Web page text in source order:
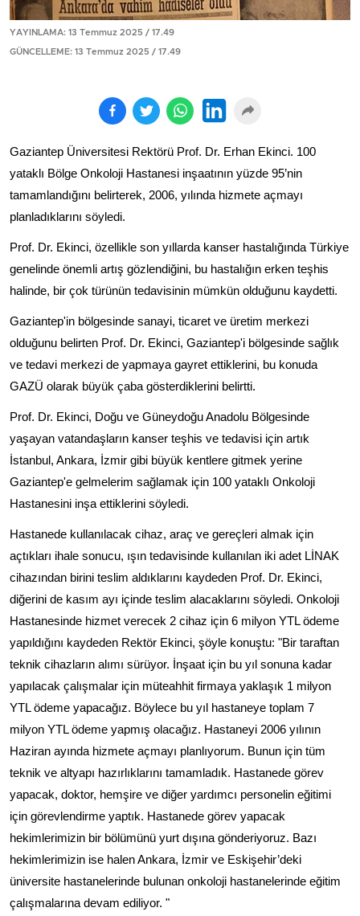
YAYINLAMA: 13 Temmuz 2025 / 17.49
GÜNCELLEME: 13 Temmuz 2025 / 17.49
Gaziantep Üniversitesi Rektörü Prof. Dr. Erhan Ekinci. 100
yataklı Bölge Onkoloji Hastanesi inşaatının yüzde 95’nin
tamamlandığını belirterek, 2006, yılında hizmete açmayı
planladıklarını söyledi.
Prof. Dr. Ekinci, özellikle son yıllarda kanser hastalığında Türkiye
genelinde önemli artış gözlendiğini, bu hastalığın erken teşhis
halinde, bir çok türünün tedavisinin mümkün olduğunu kaydetti.
Gaziantep'in bölgesinde sanayi, ticaret ve üretim merkezi
olduğunu belirten Prof. Dr. Ekinci, Gaziantep'i bölgesinde sağlık
ve tedavi merkezi de yapmaya gayret ettiklerini, bu konuda
GAZÜ olarak büyük çaba gösterdiklerini belirtti.
Prof. Dr. Ekinci, Doğu ve Güneydoğu Anadolu Bölgesinde
yaşayan vatandaşların kanser teşhis ve tedavisi için artık
İstanbul, Ankara, İzmir gibi büyük kentlere gitmek yerine
Gaziantep'e gelmelerim sağlamak için 100 yataklı Onkoloji
Hastanesini inşa ettiklerini söyledi.
Hastanede kullanılacak cihaz, araç ve gereçleri almak için
açtıkları ihale sonucu, ışın tedavisinde kullanılan iki adet LİNAK
cihazından birini teslim aldıklarını kaydeden Prof. Dr. Ekinci,
diğerini de kasım ayı içinde teslim alacaklarını söyledi. Onkoloji
Hastanesinde hizmet verecek 2 cihaz için 6 milyon YTL ödeme
yapıldığını kaydeden Rektör Ekinci, şöyle konuştu: "Bir taraftan
teknik cihazların alımı sürüyor. İnşaat için bu yıl sonuna kadar
yapılacak çalışmalar için müteahhit firmaya yaklaşık 1 milyon
YTL ödeme yapacağız. Böylece bu yıl hastaneye toplam 7
milyon YTL ödeme yapmış olacağız. Hastaneyi 2006 yılının
Haziran ayında hizmete açmayı planlıyorum. Bunun için tüm
teknik ve altyapı hazırlıklarını tamamladık. Hastanede görev
yapacak, doktor, hemşire ve diğer yardımcı personelin eğitimi
için görevlendirme yaptık. Hastanede görev yapacak
hekimlerimizin bir bölümünü yurt dışına gönderiyoruz. Bazı
hekimlerimizin ise halen Ankara, İzmir ve Eskişehir’deki
üniversite hastanelerinde bulunan onkoloji hastanelerinde eğitim
çalışmalarına devam ediliyor. "